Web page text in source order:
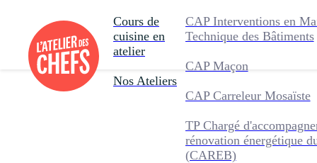
Cours de
cuisine en
atelier
Nos Ateliers
CAP Interventions en
Technique des Bâtiments
CAP Maçon
CAP Carreleur Mosaïste
TP Chargé
rénovation énergétique
(CAREB)